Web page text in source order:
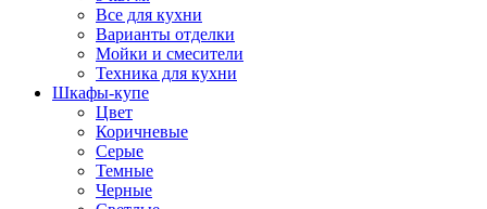
Все для кухни
Варианты отделки
Мойки и смесители
Техника для кухни
Шкафы-купе
Цвет
Коричневые
Серые
Темные
Черные